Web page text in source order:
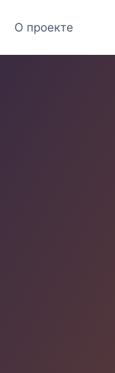
О проекте